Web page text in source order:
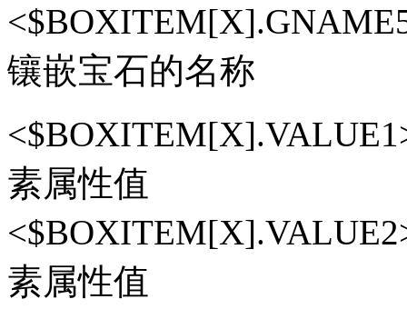
镶嵌宝石的名称
素属性值
素属性值